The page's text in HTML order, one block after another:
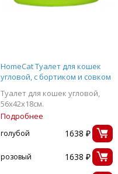
HomeCat Туалет для кошек
угловой, с бортиком и совком
Туалет для кошек угловой,
56х42х18см.
Подробнее
голубой 1638 ₽
розовый 1638 ₽